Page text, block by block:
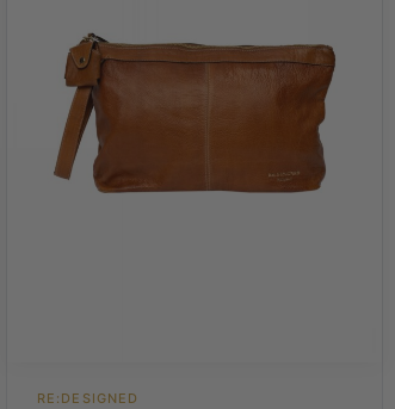
RE:DESIGNED